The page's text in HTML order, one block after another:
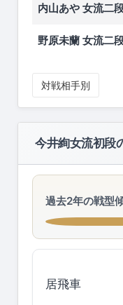
内山あや 女流二
野原未蘭 女流二
対戦相手別
今井絢女流初段
過去2年の戦型
居飛車